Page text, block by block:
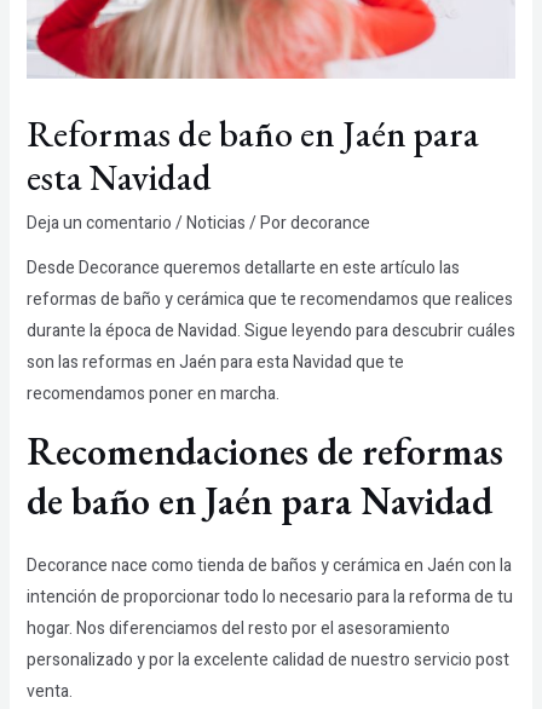
Reformas de baño en Jaén para
esta Navidad
Deja un comentario/Noticias/ Pordecorance
Desde Decorance queremos detallarte en este artículo las
reformas de baño y cerámica que te recomendamos que realices
durante la época de Navidad. Sigue leyendo para descubrir cuáles
son las reformas en Jaén para esta Navidad que te
recomendamos poner en marcha.
Recomendaciones de reformas
de baño en Jaén para Navidad
Decorance nace como tienda de baños y cerámica en Jaén con la
intención de proporcionar todo lo necesario para la reforma de tu
hogar. Nos diferenciamos del resto por el asesoramiento
personalizado y por la excelente calidad de nuestro servicio post
venta.